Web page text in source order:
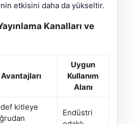
etkisini daha da yükseltir.
Kanalları ve
Avantajları
Uygun
Kullanım
Alanı
kitleye
Endüstri